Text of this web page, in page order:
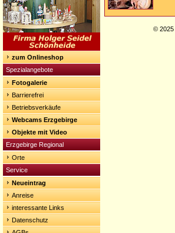
zum Onlineshop
Spezialangebote
Fotogalerie
Barrierefrei
Betriebsverkäufe
Webcams Erzgebirge
Objekte mit Video
Erzgebirge Regional
Orte
Service
Neueintrag
Anreise
interessante Links
Datenschutz
© 2025